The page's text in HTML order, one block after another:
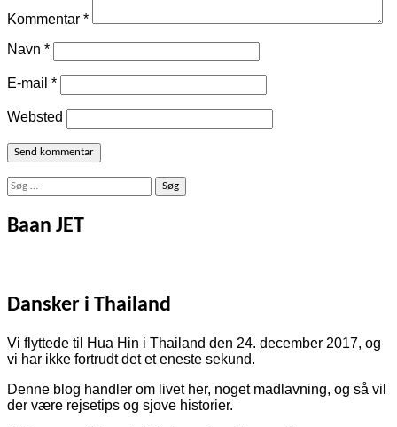
Kommentar *
Navn *
E-mail *
Websted
Søg
Baan JET
Dansker i Thailand
Vi flyttede til Hua Hin i Thailand den 24. december 2017, og
vi har ikke fortrudt det et eneste sekund.
Denne blog handler om livet her, noget madlavning, og så vil
der være rejsetips og sjove historier.